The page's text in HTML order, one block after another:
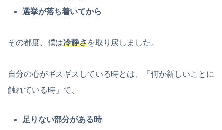
選挙が落ち着いてから
その都度、僕は冷静さを取り戻しました。
自分の心がギスギスしている時とは、「何か新しいことに
触れている時」で、
足りない部分がある時